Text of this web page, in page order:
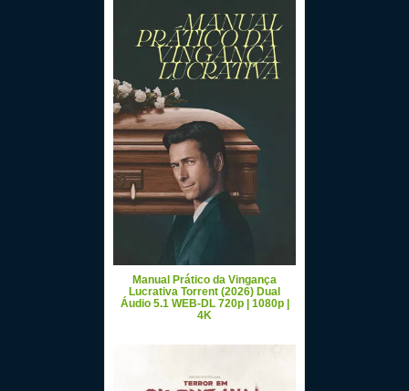
Manual Prático da Vingança
Lucrativa Torrent (2026) Dual
Áudio 5.1 WEB-DL 720p | 1080p |
4K